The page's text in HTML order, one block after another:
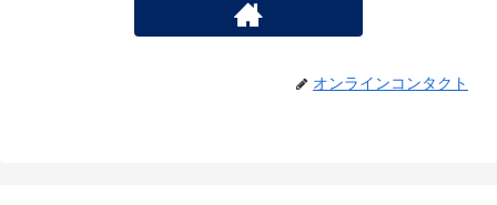
オンラインコンタクト